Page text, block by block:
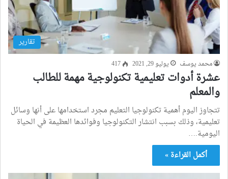
تقارير
محمد يوسف يوليو 29, 2021 417
عشرة أدوات تعليمية تكنولوجية مهمة للطالب
والمعلم
تتجاوز اليوم أهمية تكنولوجيا التعليم مجرد استخدامها على أنها وسائل
تعليمية، وذلك بسبب انتشار التكنولوجيا وفوائدها العظيمة في الحياة
اليومية.…
أكمل القراءة »